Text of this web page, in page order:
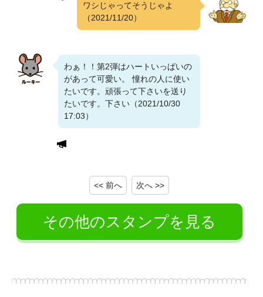
ワシじゃってそうじゃよ
（2021/11/20）
わぁ！！第2弾はハートいっぱいの
があって可愛い。 憧れの人に使い
たいです。頑張って下さいを送り
たいです。下さい（2021/10/30
17:03）
<< 前へ 次へ >>
その他のスタンプを見る